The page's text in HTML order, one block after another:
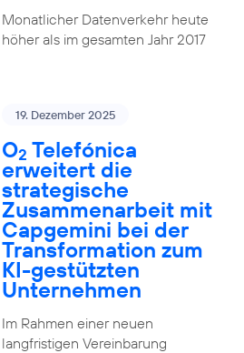
Monatlicher Datenverkehr heute
höher als im gesamten Jahr 2017
19. Dezember 2025
O2 Telefónica
erweitert die
strategische
Zusammenarbeit mit
Capgemini bei der
Transformation zum
KI-gestützten
Unternehmen
Im Rahmen einer neuen
langfristigen Vereinbarung